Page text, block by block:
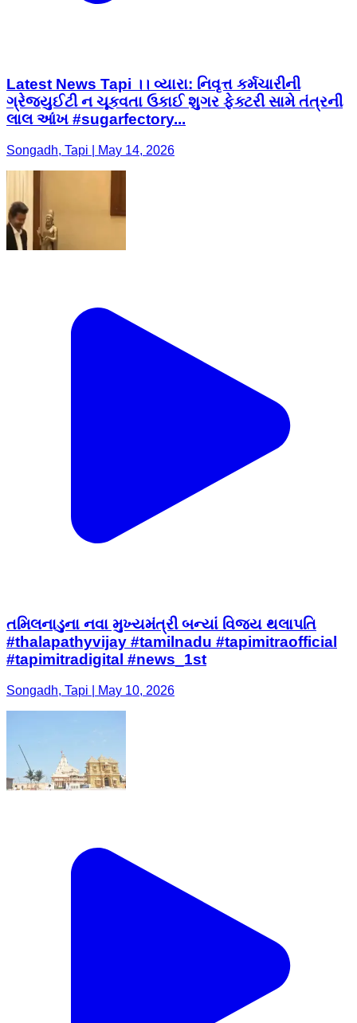
Latest News Tapi ।। વ્યારા: નિવૃત્ત કર્મચારીની
ગ્રેજ્યુઈટી ન ચૂકવતા ઉકાઈ શુગર ફેક્ટરી સામે તંત્રની
લાલ આંખ #sugarfectory...
Songadh, Tapi | May 14, 2026
તમિલનાડુના નવા મુખ્યમંત્રી બન્યાં વિજય થલાપતિ
#thalapathyvijay #tamilnadu #tapimitraofficial
#tapimitradigital #news_1st
Songadh, Tapi | May 10, 2026